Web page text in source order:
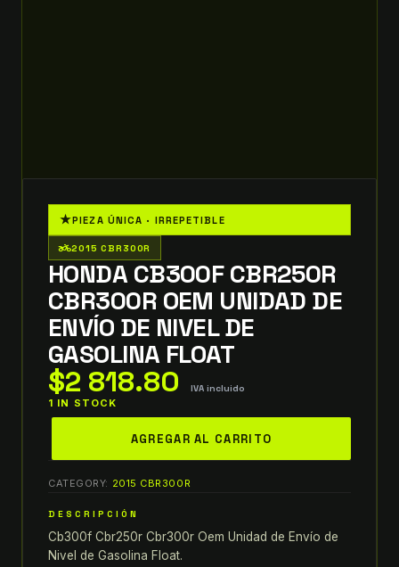
★PIEZA ÚNICA · IRREPETIBLE
two_wheeler2015 CBR300R
HONDA CB300F CBR250R
CBR300R OEM UNIDAD DE
ENVÍO DE NIVEL DE
GASOLINA FLOAT
$2 818.80 IVA incluido
1 IN STOCK
cbr300r
OEM
UNIDAD
DE
AGREGAR AL CARRITO
CATEGORY: 2015 CBR300R
DESCRIPCIÓN
Cb300f Cbr250r Cbr300r Oem Unidad de Envío de
Nivel de Gasolina Float.